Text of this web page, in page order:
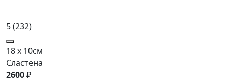
5(232)
18 x 10см
Сластена
2600₽